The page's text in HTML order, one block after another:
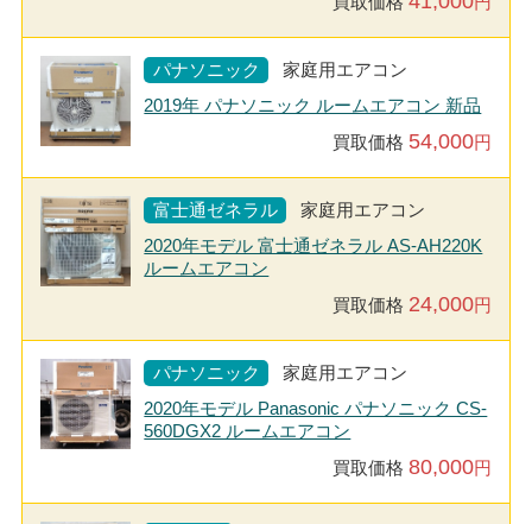
パナソニック
家庭用エアコン
2019年 パナソニック ルームエアコン 新品
買取価格 54,000円
富士通ゼネラル
家庭用エアコン
2020年モデル 富士通ゼネラル AS-AH220K
ルームエアコン
買取価格 24,000円
パナソニック
家庭用エアコン
2020年モデル Panasonic パナソニック CS-
560DGX2 ルームエアコン
買取価格80,000円